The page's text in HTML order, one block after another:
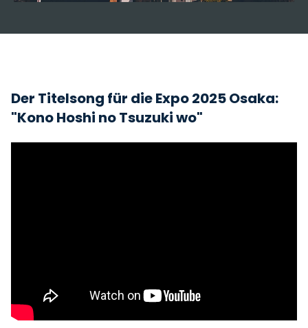
Der Titelsong für die Expo 2025 Osaka:
"Kono Hoshi no Tsuzuki wo"